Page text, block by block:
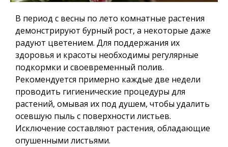
В период с весны по лето комнатные растения
демонстрируют бурный рост, а некоторые даже
радуют цветением. Для поддержания их
здоровья и красоты необходимы регулярные
подкормки и своевременный полив.
Рекомендуется примерно каждые две недели
проводить гигиенические процедуры для
растений, омывая их под душем, чтобы удалить
осевшую пыль с поверхности листьев.
Исключение составляют растения, обладающие
опушенными листьями.